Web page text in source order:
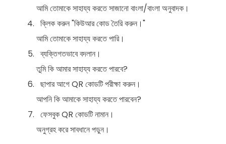
আমি তোমাকে সাহায্য করতে সাজানো বাংলা/বাংলা অনুবাদক।
ক্লিক করুন "কিউআর কোড তৈরি করুন।"
আমি তোমাকে সাহায্য করতে পারি।
ব্যক্তিগতভাবে বদলান।
তুমি কি আমার সাহায্য করতে পারবে?
ছাপার আগে QR কোডটি পরীক্ষা করুন।
আপনি কি আমাকে সাহায্য করতে পারবেন?
ফেসবুক QR কোডটি নামান।
অনুগ্রহ করে সাবধানে পড়ুন।